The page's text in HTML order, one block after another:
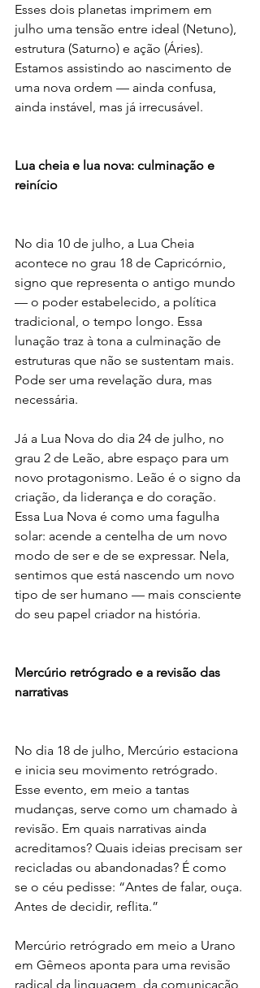
Esses dois planetas imprimem em
julho uma tensão entre ideal (Netuno),
estrutura (Saturno) e ação (Áries).
Estamos assistindo ao nascimento de
uma nova ordem — ainda confusa,
ainda instável, mas já irrecusável.
Lua cheia e lua nova: culminação e
reinício
No dia 10 de julho, a Lua Cheia
acontece no grau 18 de Capricórnio,
signo que representa o antigo mundo
— o poder estabelecido, a política
tradicional, o tempo longo. Essa
lunação traz à tona a culminação de
estruturas que não se sustentam mais.
Pode ser uma revelação dura, mas
necessária.
Já a Lua Nova do dia 24 de julho, no
grau 2 de Leão, abre espaço para um
novo protagonismo. Leão é o signo da
criação, da liderança e do coração.
Essa Lua Nova é como uma fagulha
solar: acende a centelha de um novo
modo de ser e de se expressar. Nela,
sentimos que está nascendo um novo
tipo de ser humano — mais consciente
do seu papel criador na história.
Mercúrio retrógrado e a revisão das
narrativas
No dia 18 de julho, Mercúrio estaciona
e inicia seu movimento retrógrado.
Esse evento, em meio a tantas
mudanças, serve como um chamado à
revisão. Em quais narrativas ainda
acreditamos? Quais ideias precisam ser
recicladas ou abandonadas? É como
se o céu pedisse: “Antes de falar, ouça.
Antes de decidir, reflita.”
Mercúrio retrógrado em meio a Urano
em Gêmeos aponta para uma revisão
radical da linguagem, da comunicação